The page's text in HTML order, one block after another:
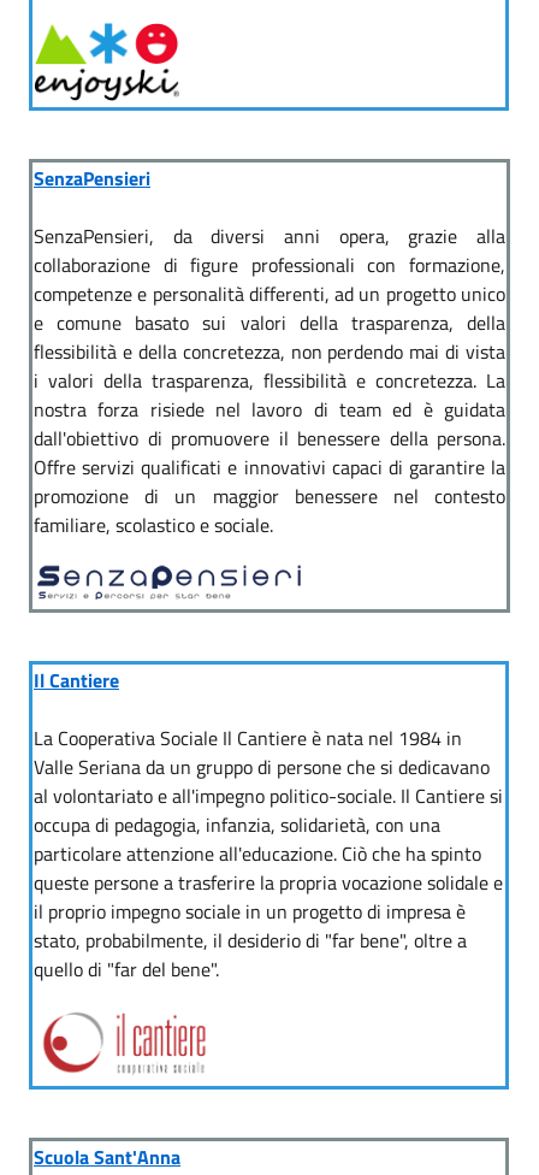
SenzaPensieri
SenzaPensieri, da diversi anni opera, grazie alla
collaborazione di figure professionali con formazione,
competenze e personalità differenti, ad un progetto unico
e comune basato sui valori della trasparenza, della
flessibilità e della concretezza, non perdendo mai di vista
i valori della trasparenza, flessibilità e concretezza. La
nostra forza risiede nel lavoro di team ed è guidata
dall'obiettivo di promuovere il benessere della persona.
Offre servizi qualificati e innovativi capaci di garantire la
promozione di un maggior benessere nel contesto
familiare, scolastico e sociale.
Il Cantiere
La Cooperativa Sociale Il Cantiere è nata nel 1984 in
Valle Seriana da un gruppo di persone che si dedicavano
al volontariato e all'impegno politico-sociale. Il Cantiere si
occupa di pedagogia, infanzia, solidarietà, con una
particolare attenzione all'educazione. Ciò che ha spinto
queste persone a trasferire la propria vocazione solidale e
il proprio impegno sociale in un progetto di impresa è
stato, probabilmente, il desiderio di "far bene", oltre a
quello di "far del bene".
Scuola Sant'Anna